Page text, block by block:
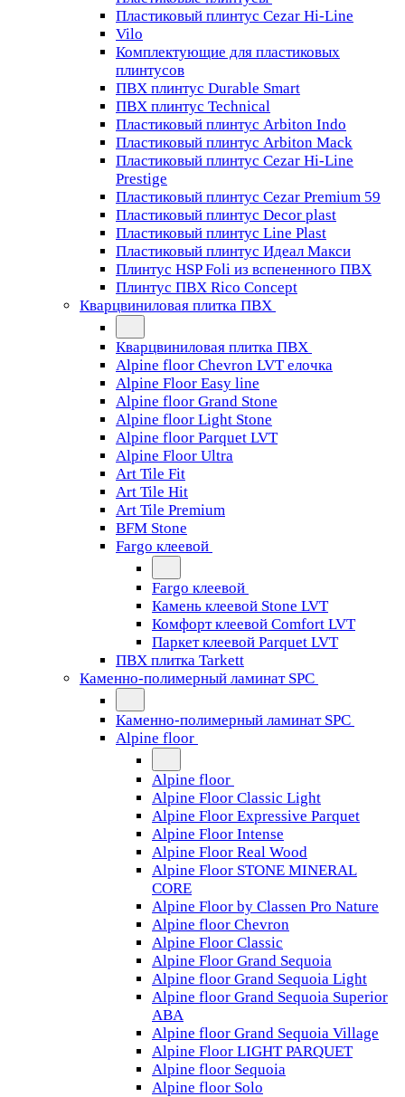
Пластиковый плинтус Cezar Hi-Line
Vilo
Комплектующие для пластиковых
плинтусов
ПВХ плинтус Durable Smart
ПВХ плинтус Technical
Пластиковый плинтус Arbiton Indo
Пластиковый плинтус Arbiton Mack
Пластиковый плинтус Cezar Hi-Line
Prestige
Пластиковый плинтус Cezar Premium 59
Пластиковый плинтус Decor plast
Пластиковый плинтус Line Plast
Пластиковый плинтус Идеал Макси
Плинтус HSP Foli из вспененного ПВХ
Плинтус ПВХ Rico Concept
Кварцвиниловая плитка ПВХ
Кварцвиниловая плитка ПВХ
Alpine floor Chevron LVT елочка
Alpine Floor Easy line
Alpine floor Grand Stone
Alpine floor Light Stone
Alpine floor Parquet LVT
Alpine Floor Ultra
Art Tile Fit
Art Tile Hit
Art Tile Premium
BFM Stone
Fargo клеевой
Fargo клеевой
Камень клеевой Stone LVT
Комфорт клеевой Comfort LVT
Паркет клеевой Parquet LVT
ПВХ плитка Tarkett
Каменно-полимерный ламинат SPC
Каменно-полимерный ламинат SPC
Alpine floor
Alpine floor
Alpine Floor Classic Light
Alpine Floor Expressive Parquet
Alpine Floor Intense
Alpine Floor Real Wood
Alpine Floor STONE MINERAL
CORE
Alpine Floor by Classen Pro Nature
Alpine floor Chevron
Alpine Floor Classic
Alpine Floor Grand Sequoia
Alpine floor Grand Sequoia Light
Alpine floor Grand Sequoia Superior
ABA
Alpine floor Grand Sequoia Village
Alpine Floor LIGHT PARQUET
Alpine floor Sequoia
Alpine floor Solo